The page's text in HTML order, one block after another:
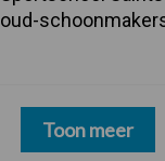
oud-
Toon meer